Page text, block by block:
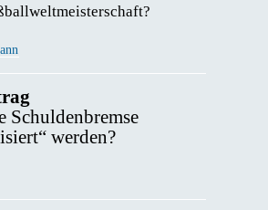
Schuldenbremse
werden?